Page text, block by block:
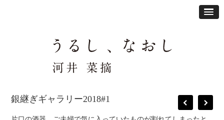
銀継ぎギャラリー2018#1